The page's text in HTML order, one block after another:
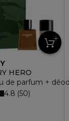
HERO
de parfum +
4.8 50